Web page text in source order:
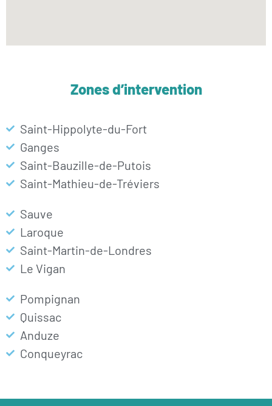
Zones d’intervention
Saint-Hippolyte-du-Fort
Ganges
Saint-Bauzille-de-Putois
Saint-Mathieu-de-Tréviers
Sauve
Laroque
Saint-Martin-de-Londres
Le Vigan
Pompignan
Quissac
Anduze
Conqueyrac